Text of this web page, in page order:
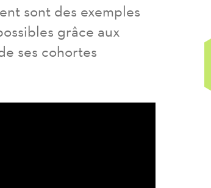
sont des exemples
grâce aux
ses cohortes